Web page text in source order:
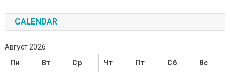
CALENDAR
Август 2026
Пн
Вт Ср Чт Пт Сб Вс